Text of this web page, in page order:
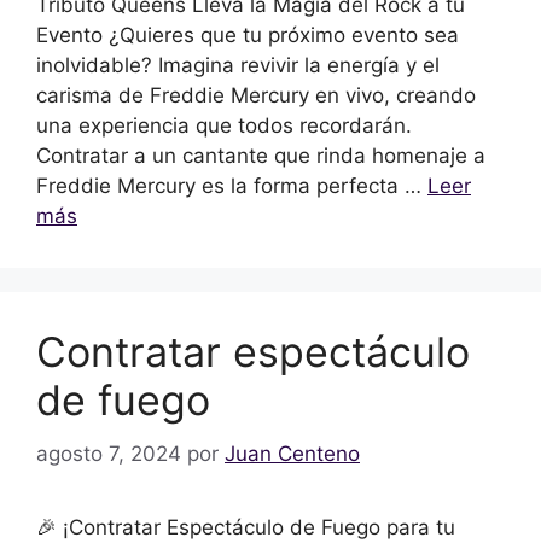
Tributo Queens Lleva la Magia del Rock a tu
Evento ¿Quieres que tu próximo evento sea
inolvidable? Imagina revivir la energía y el
carisma de Freddie Mercury en vivo, creando
una experiencia que todos recordarán.
Contratar a un cantante que rinda homenaje a
Freddie Mercury es la forma perfecta … Leer
más
Contratar espectáculo
de fuego
agosto 7, 2024 por Juan Centeno
🎉 ¡Contratar Espectáculo de Fuego para tu